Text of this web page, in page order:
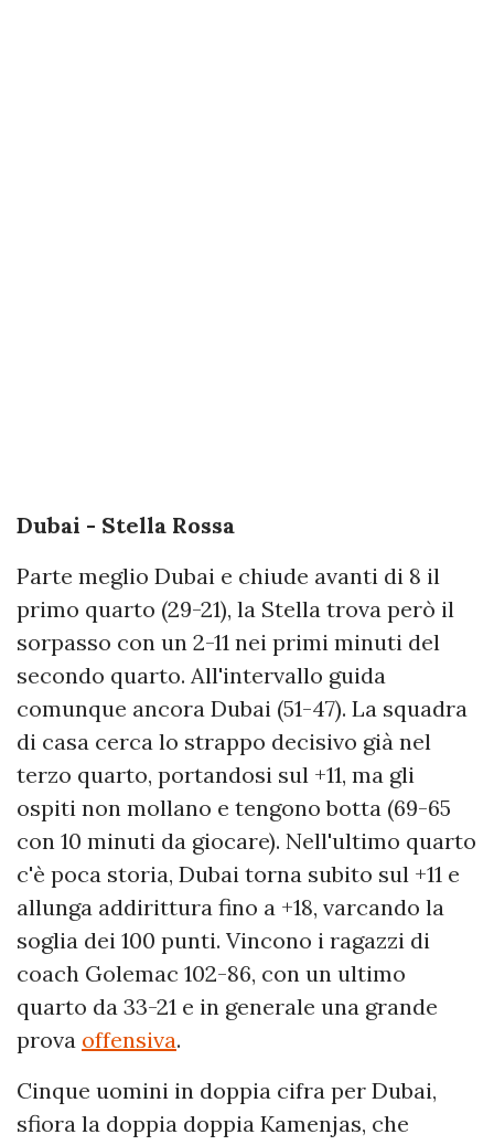
Dubai - Stella Rossa
Parte meglio Dubai e chiude avanti di 8 il
primo quarto (29-21), la Stella trova però il
sorpasso con un 2-11 nei primi minuti del
secondo quarto. All'intervallo guida
comunque ancora Dubai (51-47). La squadra
di casa cerca lo strappo decisivo già nel
terzo quarto, portandosi sul +11, ma gli
ospiti non mollano e tengono botta (69-65
con 10 minuti da giocare). Nell'ultimo quarto
c'è poca storia, Dubai torna subito sul +11 e
allunga addirittura fino a +18, varcando la
soglia dei 100 punti. Vincono i ragazzi di
coach Golemac 102-86, con un ultimo
quarto da 33-21 e in generale una grande
prova offensiva.
Cinque uomini in doppia cifra per Dubai,
sfiora la doppia doppia Kamenjas, che